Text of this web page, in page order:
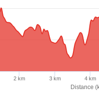
Distance
2 km 3 km 4 km